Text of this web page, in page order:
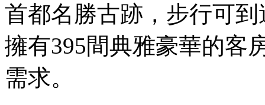
首都名勝古跡，步行可
擁有395間典雅豪華的客
需求。